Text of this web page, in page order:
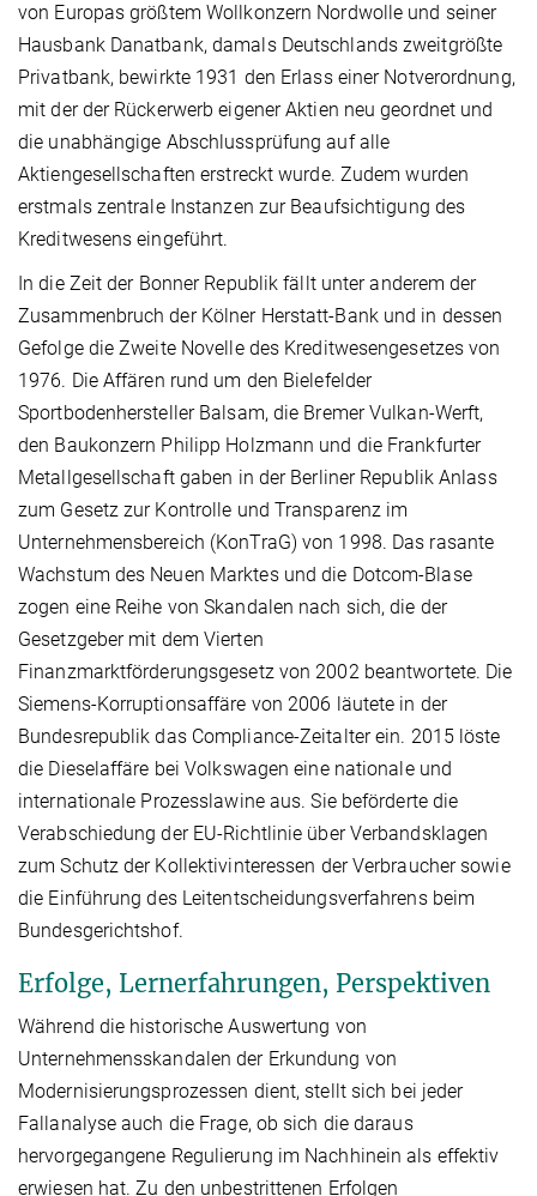
von Europas größtem Wollkonzern Nordwolle und seiner
Hausbank Danatbank, damals Deutschlands zweitgrößte
Privatbank, bewirkte 1931 den Erlass einer Notverordnung,
mit der der Rückerwerb eigener Aktien neu geordnet und
die unabhängige Abschlussprüfung auf alle
Aktiengesellschaften erstreckt wurde. Zudem wurden
erstmals zentrale Instanzen zur Beaufsichtigung des
Kreditwesens eingeführt.
In die Zeit der Bonner Republik fällt unter anderem der
Zusammenbruch der Kölner Herstatt-Bank und in dessen
Gefolge die Zweite Novelle des Kreditwesengesetzes von
1976. Die Affären rund um den Bielefelder
Sportbodenhersteller Balsam, die Bremer Vulkan-Werft,
den Baukonzern Philipp Holzmann und die Frankfurter
Metallgesellschaft gaben in der Berliner Republik Anlass
zum Gesetz zur Kontrolle und Transparenz im
Unternehmensbereich (KonTraG) von 1998. Das rasante
Wachstum des Neuen Marktes und die Dotcom-Blase
zogen eine Reihe von Skandalen nach sich, die der
Gesetzgeber mit dem Vierten
Finanzmarktförderungsgesetz von 2002 beantwortete. Die
Siemens-Korruptionsaffäre von 2006 läutete in der
Bundesrepublik das Compliance-Zeitalter ein. 2015 löste
die Dieselaffäre bei Volkswagen eine nationale und
internationale Prozesslawine aus. Sie beförderte die
Verabschiedung der EU-Richtlinie über Verbandsklagen
zum Schutz der Kollektivinteressen der Verbraucher sowie
die Einführung des Leitentscheidungsverfahrens beim
Bundesgerichtshof.
Erfolge, Lernerfahrungen, Perspektiven
Während die historische Auswertung von
Unternehmensskandalen der Erkundung von
Modernisierungsprozessen dient, stellt sich bei jeder
Fallanalyse auch die Frage, ob sich die daraus
hervorgegangene Regulierung im Nachhinein als effektiv
erwiesen hat. Zu den unbestrittenen Erfolgen